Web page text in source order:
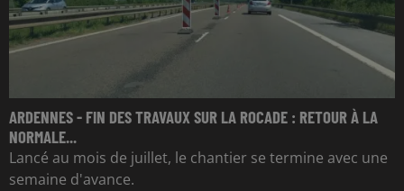
ARDENNES - FIN DES TRAVAUX SUR LA ROCADE : RETOUR À LA
NORMALE...
Lancé au mois de juillet, le chantier se termine avec une
semaine d'avance.